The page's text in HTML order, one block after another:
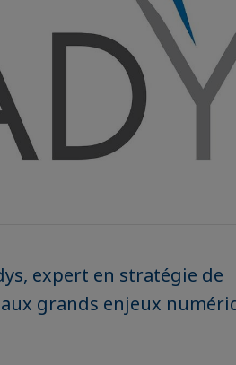
expert en stratégie de
grands enjeux